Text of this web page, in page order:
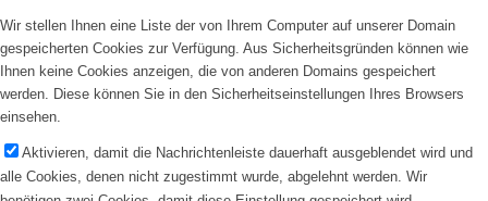
Wir stellen Ihnen eine Liste der von Ihrem Computer auf unserer Domain
gespeicherten Cookies zur Verfügung. Aus Sicherheitsgründen können wie
Ihnen keine Cookies anzeigen, die von anderen Domains gespeichert
werden. Diese können Sie in den Sicherheitseinstellungen Ihres Browsers
einsehen.
Aktivieren, damit die Nachrichtenleiste dauerhaft ausgeblendet wird und
alle Cookies, denen nicht zugestimmt wurde, abgelehnt werden. Wir